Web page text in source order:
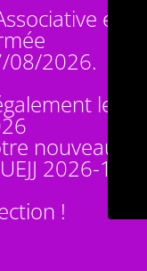
est
08/2026.
le 14
nouveauté :
UEJJ 2026-10
!